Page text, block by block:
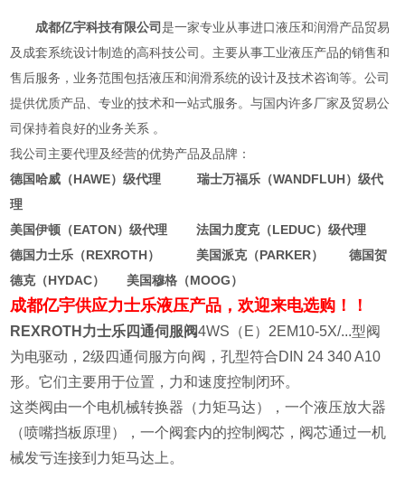
成都亿宇科技有限公司是一家专业从事进口液压和润滑产品贸易
及成套系统设计制造的高科技公司。主要从事工业液压产品的销售和
售后服务，业务范围包括液压和润滑系统的设计及技术咨询等。公司
提供优质产品、专业的技术和一站式服务。与国内许多厂家及贸易公
司保持着良好的业务关系 。
我公司主要代理及经营的优势产品及品牌：
德国哈威（HAWE）级代理 瑞士万福乐（WANDFLUH）级代
理
美国伊顿（EATON）级代理 法国力度克（LEDUC）级代理
德国力士乐（REXROTH） 美国派克（PARKER） 德国贺
德克（HYDAC） 美国穆格（MOOG）
成都亿宇供应力士乐液压产品，欢迎来电选购！！
REXROTH力士乐四通伺服阀4WS（E）2EM10-5X/...型阀
为电驱动，2级四通伺服方向阀，孔型符合DIN 24 340 A10
形。它们主要用于位置，力和速度控制闭环。
这类阀由一个电机械转换器（力矩马达），一个液压放大器
（喷嘴挡板原理），一个阀套内的控制阀芯，阀芯通过一机
械发亏连接到力矩马达上。